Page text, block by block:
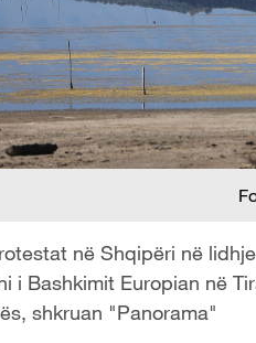
në Shqipëri në
i Bashkimit Europian në
shkruan "Panorama"